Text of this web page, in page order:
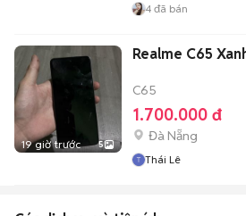
4 đã bán
19 giờ trước 5
Realme C65
C65
1.700.000 đ
Đà Nẵng
Thái Lê